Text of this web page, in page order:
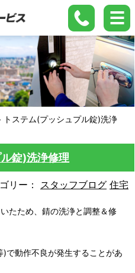
トステム(プッシュプル錠)洗浄
錠)洗浄修理
リー： スタッフブログ 住宅
たため、錆の洗浄と調整＆修
で動作不良が発生することがあ